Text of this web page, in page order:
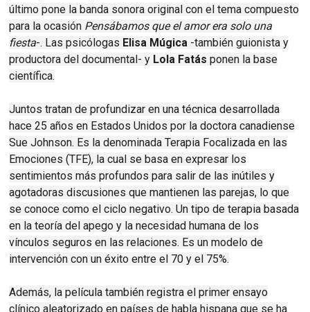
último pone la banda sonora original con el tema compuesto
para la ocasión Pensábamos que el amor era solo una
fiesta-. Las psicólogas Elisa Múgica -también guionista y
productora del documental- y Lola Fatásponen la base
científica.
Juntos tratan de profundizar en una técnica desarrollada
hace 25 años en Estados Unidos por la doctora canadiense
Sue Johnson. Es la denominada Terapia Focalizada en las
Emociones (TFE), la cual se basa en expresar los
sentimientos más profundos para salir de las inútiles y
agotadoras discusiones que mantienen las parejas, lo que
se conoce como el ciclo negativo. Un tipo de terapia basada
en la teoría del apego y la necesidad humana de los
vínculos seguros en las relaciones. Es un modelo de
intervención con un éxito entre el 70 y el 75%.
Además, la película también registra el primer ensayo
clínico aleatorizado en países de habla hispana que se ha